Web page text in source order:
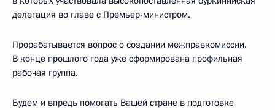
делегация во главе с Премьер-министром.
Прорабатывается вопрос о создании межправкомиссии.
В конце прошлого года уже сформирована профильная
рабочая группа.
Будем и впредь помогать Вашей стране в подготовке